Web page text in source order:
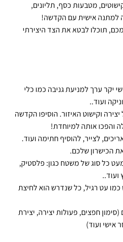
מטבעות כסף, תליונים,
למתנה אישית עם הקדשה!
תוכלו לבטא את הצד היצירתי
יקר ערך למניעת גניבה כמו כלי
ועוד..
וקישוט האיזור. הוסיפו הקדשה
והפכו אותה למיוחדת!
לצייר, להוסיף חתימה ועוד.
הכישרון שלכם.
כל סוג של משטח כגון: פלסטיק,
ועוד..
עט רגיל, כל שנדרש הוא לחיצת
חפצים, פעולות יצירה, יצירת
אישי ועוד)